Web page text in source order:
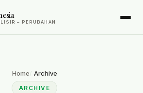
– PERUBAHAN
Home Archive
ARCHIVE